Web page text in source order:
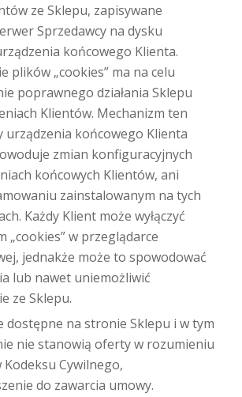
ze Sklepu, zapisywane
Sprzedawcy na dysku
końcowego Klienta.
plików „cookies” ma na celu
poprawnego działania Sklepu
Klientów. Mechanizm ten
urządzenia końcowego Klienta
zmian konfiguracyjnych
końcowych Klientów, ani
zainstalowanym na tych
Każdy Klient może wyłączyć
„cookies” w przeglądarce
jednakże może to spowodować
lub nawet uniemożliwić
ze Sklepu.
dostępne na stronie Sklepu i w tym
nie stanowią oferty w rozumieniu
Cywilnego,
do zawarcia umowy.